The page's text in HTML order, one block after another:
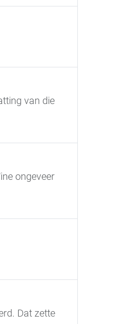
van die
ongeveer
Dat zette